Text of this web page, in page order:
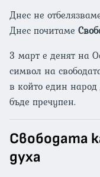
Днес не
Днес почитаме
3 март е денят на
символ на
в който един
бъде пречупен.
Свободата
духа